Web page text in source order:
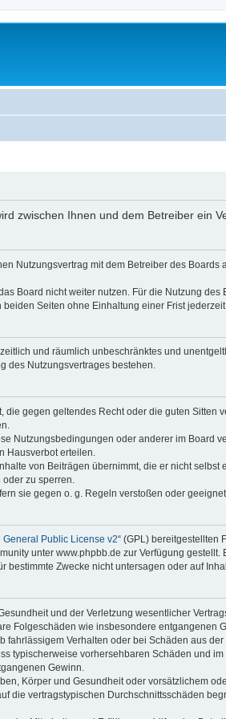
zwischen Ihnen und dem Betreiber ein
Nutzungsvertrag mit dem Betreiber des
Board nicht weiter nutzen. Für die Nutzung
Seiten ohne Einhaltung einer Frist
und räumlich unbeschränktes und
des Nutzungsvertrages bestehen.
gegen geltendes Recht oder die guten
Nutzungsbedingungen oder anderer im Board
Hausverbot erteilen.
von Beiträgen übernimmt, die er nicht
zu sperren.
sie gegen o. g. Regeln verstoßen oder
General Public License v2“ (GPL) bereitgestellten
unter www.phpbb.de zur Verfügung
Zwecke nicht untersagen oder auf
und der Verletzung wesentlicher
Folgeschäden wie insbesondere entgangenen
Verhalten oder bei Schäden aus
typischerweise vorhersehbaren Schäden und
Gewinn.
Körper und Gesundheit oder vorsätzlichem
die vertragstypischen Durchschnittsschäden